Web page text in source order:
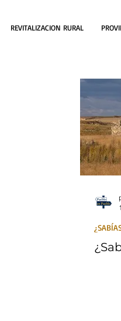
REVITALIZACION RURAL